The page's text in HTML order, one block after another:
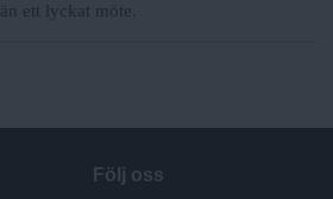
än ett lyckat möte.
Följ oss